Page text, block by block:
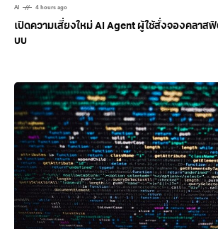
AI 4 hours ago
เปิดความเสี่ยงใหม่ AI Agent ผู้ใช้สั่งจองคลาส
บบ